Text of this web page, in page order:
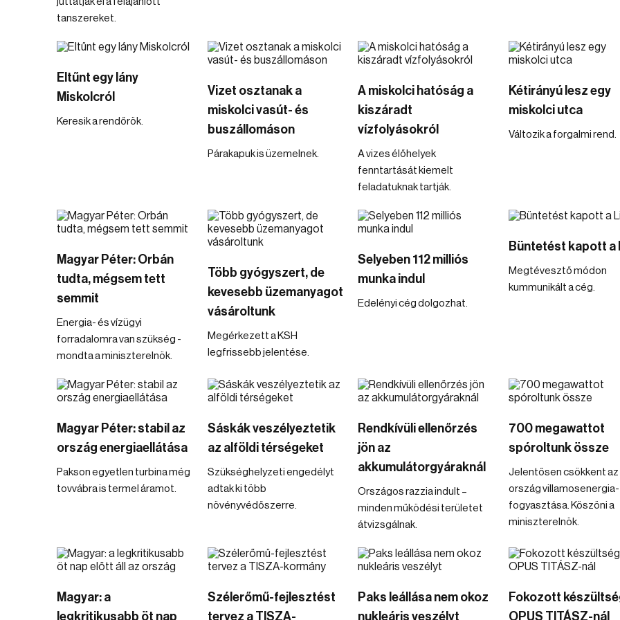
tanszereket.
Eltűnt egy lány
Miskolcról
Keresik a rendőrök.
Vizet osztanak a
miskolci vasút- és
buszállomáson
Párakapuk is üzemelnek.
A miskolci hatóság a
kiszáradt
vízfolyásokról
A vizes élőhelyek
fenntartását kiemelt
feladatuknak tartják.
Kétirányú lesz egy
miskolci utca
Változik a forgalmi rend.
Magyar Péter: Orbán
tudta, mégsem tett
semmit
Energia- és vízügyi
forradalomra van szükség -
mondta a miniszterelnök.
Több gyógyszert, de
kevesebb üzemanyagot
vásároltunk
Megérkezett a KSH
legfrissebb jelentése.
Selyeben 112 milliós
munka indul
Edelényi cég dolgozhat.
Büntetést kapott a
Megtévesztő módon
kummunikált a cég.
Magyar Péter: stabil az
ország energiaellátása
Pakson egyetlen turbina még
tovvábra is termel áramot.
Sáskák veszélyeztetik
az alföldi térségeket
Szükséghelyzeti engedélyt
adtak ki több
növényvédőszerre.
Rendkívüli ellenőrzés
jön az
akkumulátorgyáraknál
Országos razzia indult –
minden működési területet
átvizsgálnak.
700 megawattot
spóroltunk össze
Jelentősen csökkent az
ország villamosenergia-
fogyasztása. Köszöni a
miniszterelnök.
Magyar: a
legkritikusabb öt nap
Szélerőmű-fejlesztést
tervez a TISZA-
Paks leállása nem okoz
nukleáris veszélyt
Fokozott
OPUS TITÁSZ-nál